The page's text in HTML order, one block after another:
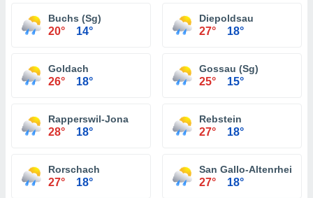
Buchs (Sg)
20° 14°
Diepoldsau
27° 18°
Goldach
26° 18°
Gossau (Sg)
25° 15°
Rapperswil-Jona
28° 18°
Rebstein
27° 18°
Rorschach
27° 18°
San Gallo-Altenrhein
27° 18°